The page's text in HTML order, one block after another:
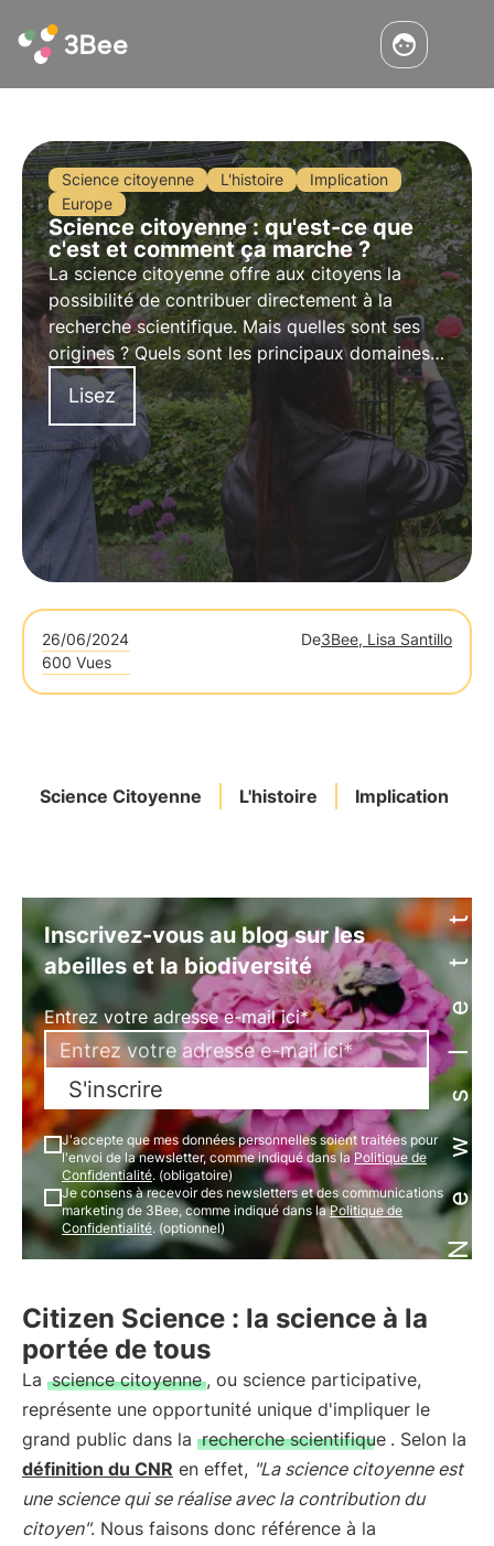
Science citoyenne L'histoire
Implication
Europe
Science citoyenne : qu'est-ce que
c'est et comment ça marche ?
La science citoyenne offre aux citoyens la
possibilité de contribuer directement à la
recherche scientifique. Mais quelles sont ses
origines ? Quels sont les principaux domaines
dans lesquels elle est appliquée ? Découvrez-le
dans cet article.
Lisez
26/06/2024 De3Bee, Lisa Santillo
600 Vues
Science Citoyenne L'histoire ImplicationNewsletter
Inscrivez-vous au blog sur les
abeilles et la biodiversité
Entrez votre adresse e-mail ici*
S'inscrire
J'accepte que mes données personnelles soient traitées pour
l'envoi de la newsletter, comme indiqué dans laPolitique de
Confidentialité. (obligatoire)
Je consens à recevoir des newsletters et des communications
marketing de 3Bee, comme indiqué dans laPolitique de
Confidentialité. (optionnel)
Citizen Science : la science à la
portée de tous
La science citoyenne , ou science participative,
représente une opportunité unique d'impliquer le
grand public dans la recherche scientifique . Selon la
définition du CNR en effet, "La science citoyenne est
une science qui se réalise avec la contribution du
citoyen". Nous faisons donc référence à la